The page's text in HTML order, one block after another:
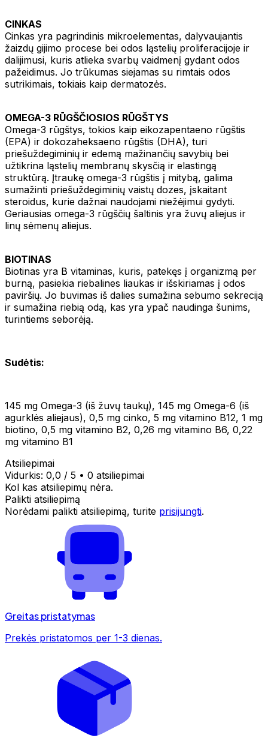
CINKAS
Cinkas yra pagrindinis mikroelementas, dalyvaujantis
žaizdų gijimo procese bei odos ląstelių proliferacijoje ir
dalijimusi, kuris atlieka svarbų vaidmenį gydant odos
pažeidimus. Jo trūkumas siejamas su rimtais odos
sutrikimais, tokiais kaip dermatozės.
OMEGA-3 RŪGŠČIOSIOS RŪGŠTYS
Omega-3 rūgštys, tokios kaip eikozapentaeno rūgštis
(EPA) ir dokozaheksaeno rūgštis (DHA), turi
priešuždegiminių ir edemą mažinančių savybių bei
užtikrina ląstelių membranų skysčią ir elastingą
struktūrą. Įtraukę omega-3 rūgštis į mitybą, galima
sumažinti priešuždegiminių vaistų dozes, įskaitant
steroidus, kurie dažnai naudojami niežėjimui gydyti.
Geriausias omega-3 rūgščių šaltinis yra žuvų aliejus ir
linų sėmenų aliejus.
BIOTINAS
Biotinas yra B vitaminas, kuris, patekęs į organizmą per
burną, pasiekia riebalines liaukas ir išskiriamas į odos
paviršių. Jo buvimas iš dalies sumažina sebumo sekreciją
ir sumažina riebią odą, kas yra ypač naudinga šunims,
turintiems seborėją.
Sudėtis:
145 mg Omega-3 (iš žuvų taukų), 145 mg Omega-6 (iš
agurklės aliejaus), 0,5 mg cinko, 5 mg vitamino B12, 1 mg
biotino, 0,5 mg vitamino B2, 0,26 mg vitamino B6, 0,22
mg vitamino B1
Atsiliepimai
Vidurkis: 0,0 / 5 • 0 atsiliepimai
Kol kas atsiliepimų nėra.
Palikti atsiliepimą
Norėdami palikti atsiliepimą, turite prisijungti.
Greitas pristatymas
Prekės pristatomos per 1-3 dienas.